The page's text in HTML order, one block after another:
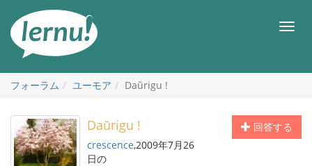
メ
フォーラム
ユーモア Daŭrigu !
回答する
Daŭrigu !
crescence,2009年7月26
日の